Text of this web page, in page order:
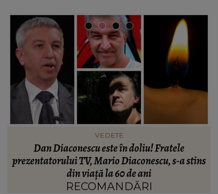
INFORMATIILE ZILEI
Noi detalii în cazul bărbatului găsit îngropat în
curtea unei case din Botoșani. Ce îi mărturisise
fiului său înainte să dispară: „Așa a fost găsit
cadavrul!”
RECOMANDĂRI